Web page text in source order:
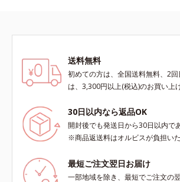
送料無料
初めての方は、全国送料無料、2
は、3,300円以上(税込)のお買い上
30日以内なら返品OK
開封後でも発送日から30日以内で
※商品返送料はオルビスが負担い
最短ご注文翌日お届け
一部地域を除き、最短でご注文の